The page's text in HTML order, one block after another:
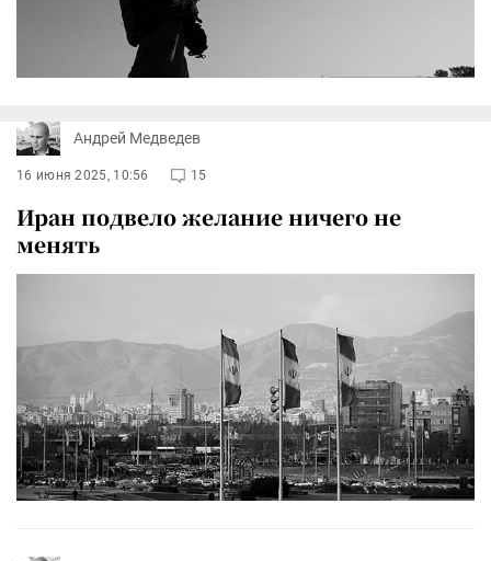
Андрей Медведев
16 июня 2025, 10:56 15
Иран подвело желание ничего не
менять